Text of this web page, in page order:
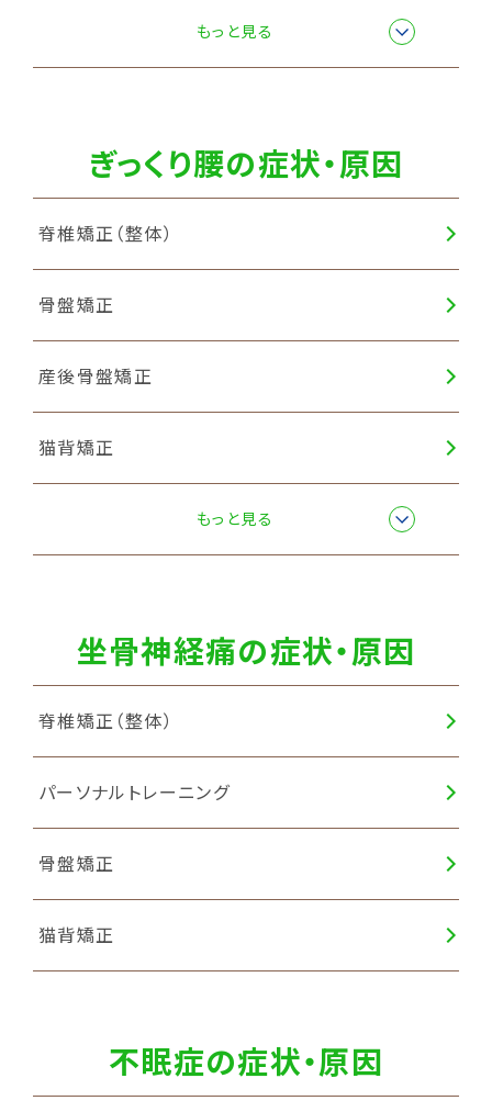
もっと見る
ぎっくり腰の症状・原因
脊椎矯正（整体）
骨盤矯正
産後骨盤矯正
猫背矯正
もっと見る
坐骨神経痛の症状・原因
脊椎矯正（整体）
パーソナルトレーニング
骨盤矯正
猫背矯正
不眠症の症状・原因